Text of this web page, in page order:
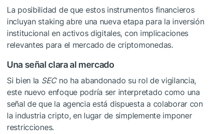
La posibilidad de que estos instrumentos financieros
incluyan staking abre una nueva etapa para la inversión
institucional en activos digitales, con implicaciones
relevantes para el mercado de criptomonedas.
Una señal clara al mercado
Si bien la SECno ha abandonado su rol de vigilancia,
este nuevo enfoque podría ser interpretado como una
señal de que la agencia está dispuesta a colaborar con
la industria cripto, en lugar de simplemente imponer
restricciones.